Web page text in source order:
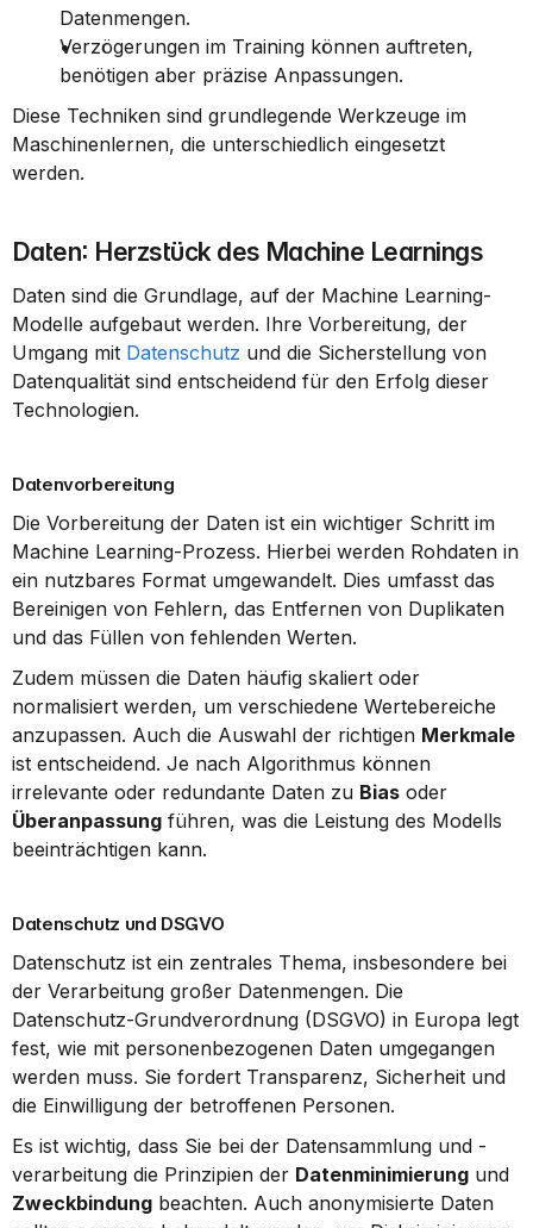
Datenmengen.
Verzögerungen im Training können auftreten,
benötigen aber präzise Anpassungen.
Diese Techniken sind grundlegende Werkzeuge im
Maschinenlernen, die unterschiedlich eingesetzt
werden.
Daten: Herzstück des Machine Learnings
Daten sind die Grundlage, auf der Machine Learning-
Modelle aufgebaut werden. Ihre Vorbereitung, der
Umgang mit Datenschutz und die Sicherstellung von
Datenqualität sind entscheidend für den Erfolg dieser
Technologien.
Datenvorbereitung
Die Vorbereitung der Daten ist ein wichtiger Schritt im
Machine Learning-Prozess. Hierbei werden Rohdaten in
ein nutzbares Format umgewandelt. Dies umfasst das
Bereinigen von Fehlern, das Entfernen von Duplikaten
und das Füllen von fehlenden Werten.
Zudem müssen die Daten häufig skaliert oder
normalisiert werden, um verschiedene Wertebereiche
anzupassen. Auch die Auswahl der richtigen Merkmale
ist entscheidend. Je nach Algorithmus können
irrelevante oder redundante Daten zu Bias
Überanpassung führen, was die Leistung des Modells
beeinträchtigen kann.
Datenschutz und DSGVO
Datenschutz ist ein zentrales Thema, insbesondere bei
der Verarbeitung großer Datenmengen. Die
Datenschutz-Grundverordnung (DSGVO) in Europa legt
fest, wie mit personenbezogenen Daten umgegangen
werden muss. Sie fordert Transparenz, Sicherheit und
die Einwilligung der betroffenen Personen.
Es ist wichtig, dass Sie bei der Datensammlung und -
verarbeitung die Prinzipien der Datenminimierung
Zweckbindung beachten. Auch anonymisierte Daten